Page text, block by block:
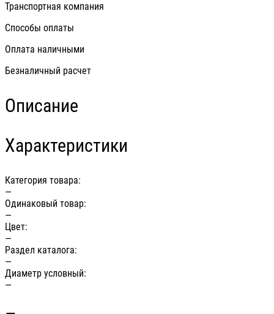
Транспортная компания
Способы оплаты
Оплата наличными
Безналичный расчет
Описание
Характеристики
Категория товара:
—
Одинаковый товар:
—
Цвет:
—
Раздел каталога:
—
Диаметр условный:
—